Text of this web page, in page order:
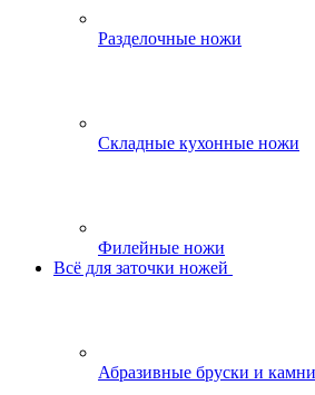
Разделочные ножи
Складные кухонные ножи
Филейные ножи
Всё для заточки ножей
Абразивные бруски и